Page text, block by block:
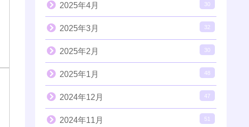
2025年4月 30
2025年3月 32
2025年2月 30
2025年1月 48
2024年12月 47
2024年11月 51